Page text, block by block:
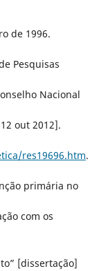
de 1996.
Pesquisas
Nacional
out 2012].
res19696.htm.
primária no
com os
[dissertação]